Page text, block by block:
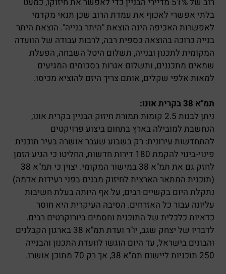
בלתי אפשרי לאכוף את עמדת הרוב שכן תנאי מקדמי
לאפשרות האכיפה הינה הוצאת "היתר בנייה". הוצאת היתר
בנייה כרוכה בהוצאה כספית רבה, לרבות עבודה של הוועדה
המקומית לתכנון ובנייה, תשלום היטל השבחה, הפעלת
שמאים מתכננים, ותשלום אגרות בסכומים המגיעים
למאות אלפי שקלים, אותם צריך היזם להוציא מכיסו.
תמ"א 38 בקרית אונו:
ניתן לבנות 2.5 קומות תמורת חיזוק הבניין בקרית אונו,
הנחשבת למובילה בארץ בתחום ביצוע פרויקטים
להתחדשות עירונית: רק בשבוע שעבר אושרה בעיר תוכנית
פינוי-בינוי להקמת 180 דירות חדשות, החליטו כי הגיע הזמן
לחזק גם את תמ"א 38 במישור המקומי. יצוין כי תמ"א 38
(תוכנית המתאר הארצית לחיזוק מבנים בפני רעידות אדמה)
נתקלת היום בקשיים רבים, על אף היותה בעלת חשיבות
עליונה עבור כל האזרחים. הסיבה העיקרית היא חוסר
כדאיות כלכלית של התוכנית וחסמים ביורוקרטים רבים.
לדבריו של יצחק שגב, יו"ר ועדת תמ"א 38 בארגון הקבלנים
והבונים בישראל, עד היום הוגשו לוועדת התכנון והבנייה
250 תוכניות ליישום תמ"א 38, אך רק 70 מתוכן אושרו.